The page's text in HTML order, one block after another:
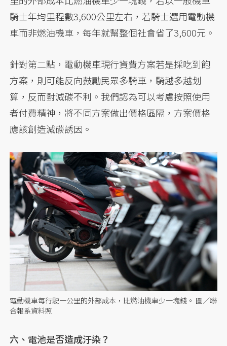
騎士年均里程數3,600公里左右，若騎士選用電動機
車而非燃油機車，每年就幫整個社會省了3,600元。
針對第二點，電動機車現行資費方案若是採吃到飽
方案，則可能反向鼓勵民眾多騎車，騎越多越划
算，反而對減碳不利。我們認為可以考慮按照使用
者付費精神，將不同方案做出價格區隔，方案價格
應該創造減碳誘因。
電動機車每行駛一公里的外部成本，比燃油機車少一塊錢。 圖／聯
合報系資料照
六、電池是否造成汙染？